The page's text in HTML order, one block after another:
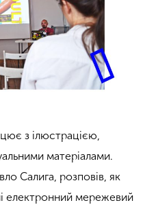
з ілюстрацією,
матеріалами.
Салига, розповів, як
електронний мережевий